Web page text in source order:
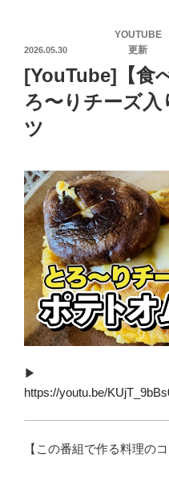
稿
2026.05.30
YOUTUBE
更新
[YouTube]【食
ろ〜りチーズ
ツ
▶︎
https://youtu.be/
【この番組で作る料理のコ